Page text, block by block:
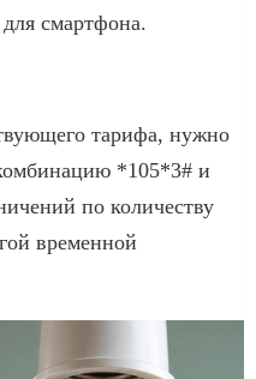
смартфона.
тарифа, нужно
*105*3# и
по количеству
временной